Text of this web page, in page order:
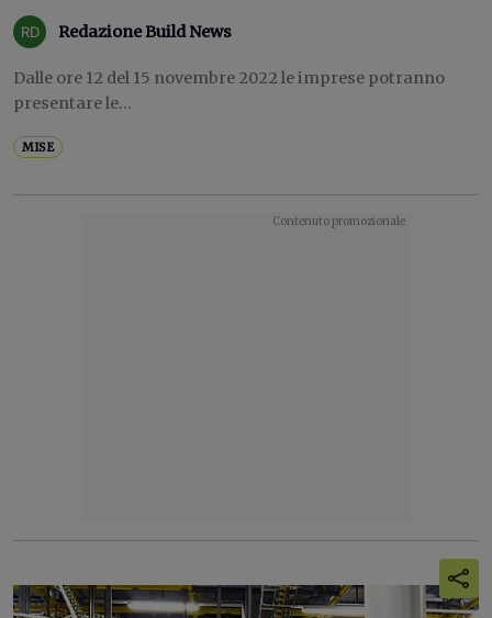
Redazione Build News
Dalle ore 12 del 15 novembre 2022 le imprese potranno
presentare le...
MISE